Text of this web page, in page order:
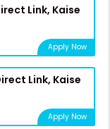
Link, Kaise
Apply Now
Link, Kaise
Apply Now